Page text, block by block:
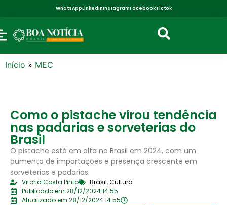
WhatsAppLinkedInInstagramFacebookTictok
Início » MEC
Como o pistache virou tendência
nas padarias e sorveterias do
Brasil
O pistache está em alta no Brasil em 2024, com um
aumento de importações e presença crescente em
sorveterias e padarias.
Vitoria Costa Pinto Brasil,Cultura
Publicado em 28/12/2024 14:55
Atualizado em 28/12/2024 14:55